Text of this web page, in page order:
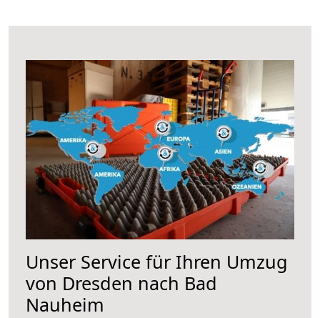
Unser Service für Ihren Umzug
von Dresden nach Bad
Nauheim